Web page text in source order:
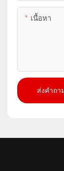
เนื้อหา
ส่งคำถ